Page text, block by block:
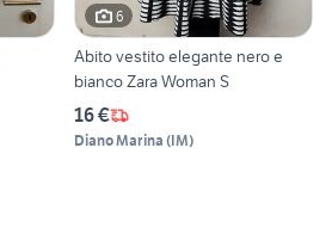
6
Abito vestito elegante nero e
bianco Zara Woman S
16 €
Diano Marina (IM)